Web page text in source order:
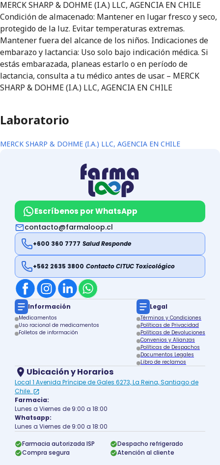
MERCK SHARP & DOHME (I.A.) LLC, AGENCIA EN CHILE
Condición de almacenado: Mantener en lugar fresco y seco,
protegido de la luz. Evitar temperaturas extremas.
Mantener fuera del alcance de los niños. Indicaciones de
embarazo y lactancia: Uso solo bajo indicación médica. Si
estás embarazada, planeas estarlo o en período de
lactancia, consulta a tu médico antes de usar. – MERCK
SHARP & DOHME (I.A.) LLC, AGENCIA EN CHILE
Laboratorio
MERCK SHARP & DOHME (I.A.) LLC, AGENCIA EN CHILE
Escríbenos por WhatsApp
contacto@farmaloop.cl
+600 360 7777 Salud Responde
+562 2635 3800 Contacto CITUC Toxicológico
Información
Medicamentos
Uso racional de medicamentos
Folletos de información
Legal
Términos y Condiciones
Políticas de Privacidad
Políticas de Devoluciones
Convenios y Alianzas
Políticas de Despachos
Documentos Legales
Libro de reclamos
Ubicación y Horarios
Local 1 Avenida Príncipe de Gales 6273, La Reina, Santiago de
Chile.
Farmacia:
Lunes a Viernes de 9:00 a 18:00
Whatsapp:
Lunes a Viernes de 9:00 a 18:00
Farmacia autorizada ISP
Despacho refrigerado
Compra segura
Atención al cliente